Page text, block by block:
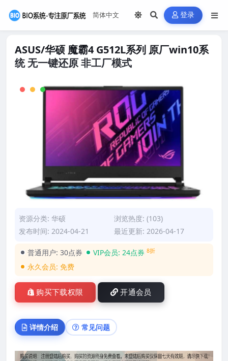
登录
ASUS/华硕 魔霸4 G512L系列 原厂win10系
统 无一键还原 非工厂模式
资源分类: 华硕
浏览热度: (103)
发布时间: 2024-04-21
最近更新: 2026-04-17
普通用户: 30点券 VIP会员: 24点券 8折
永久会员: 免费
购买下载权限 开通会员
详情介绍 常见问题